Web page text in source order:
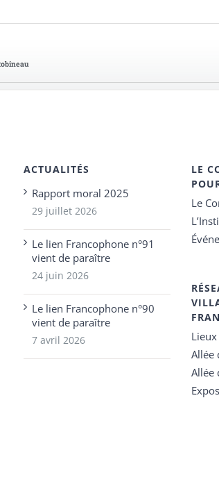
ACTUALITÉS
Rapport moral 2025
29 juillet 2026
Le lien Francophone n°91
vient de paraître
24 juin 2026
Le lien Francophone n°90
vient de paraître
7 avril 2026
LE
Le
Allée
Allée